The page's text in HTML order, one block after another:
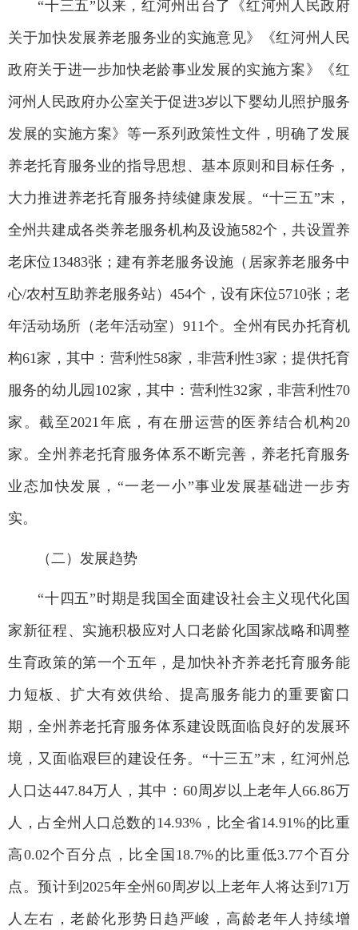
“十三五”以来，红河州出台了《红河州人民政府
关于加快发展养老服务业的实施意见》《红河州人民
政府关于进一步加快老龄事业发展的实施方案》《红
河州人民政府办公室关于促进3岁以下婴幼儿照护服务
发展的实施方案》等一系列政策性文件，明确了发展
养老托育服务业的指导思想、基本原则和目标任务，
大力推进养老托育服务持续健康发展。“十三五”末，
全州共建成各类养老服务机构及设施582个，共设置养
老床位13483张；建有养老服务设施（居家养老服务中
心/农村互助养老服务站）454个，设有床位5710张；老
年活动场所（老年活动室）911个。全州有民办托育机
构61家，其中：营利性58家，非营利性3家；提供托育
服务的幼儿园102家，其中：营利性32家，非营利性70
家。截至2021年底，有在册运营的医养结合机构20
家。全州养老托育服务体系不断完善，养老托育服务
业态加快发展，“一老一小”事业发展基础进一步夯
实。
（二）发展趋势
“十四五”时期是我国全面建设社会主义现代化国
家新征程、实施积极应对人口老龄化国家战略和调整
生育政策的第一个五年，是加快补齐养老托育服务能
力短板、扩大有效供给、提高服务能力的重要窗口
期，全州养老托育服务体系建设既面临良好的发展环
境，又面临艰巨的建设任务。“十三五”末，红河州总
人口达447.84万人，其中：60周岁以上老年人66.86万
人，占全州人口总数的14.93%，比全省14.91%的比重
高0.02个百分点，比全国18.7%的比重低3.77个百分
点。预计到2025年全州60周岁以上老年人将达到71万
人左右，老龄化形势日趋严峻，高龄老年人持续增